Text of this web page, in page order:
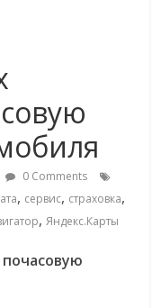
0 Comments
, сервис, страховка,
,Яндекс.Карты
почасовую